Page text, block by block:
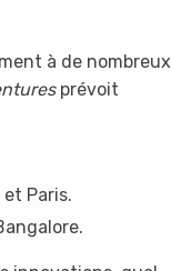
à de nombreux
prévoit
Paris.